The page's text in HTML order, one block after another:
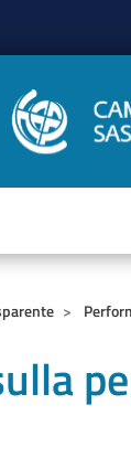
DI